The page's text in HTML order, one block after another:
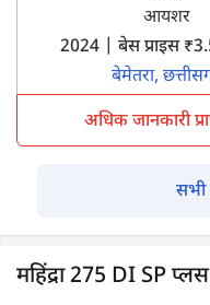
आयशर
2024 | बेस प्राइस
बेमेतरा,
अधिक जानकारी
सभी
महिंद्रा 275 DI SP